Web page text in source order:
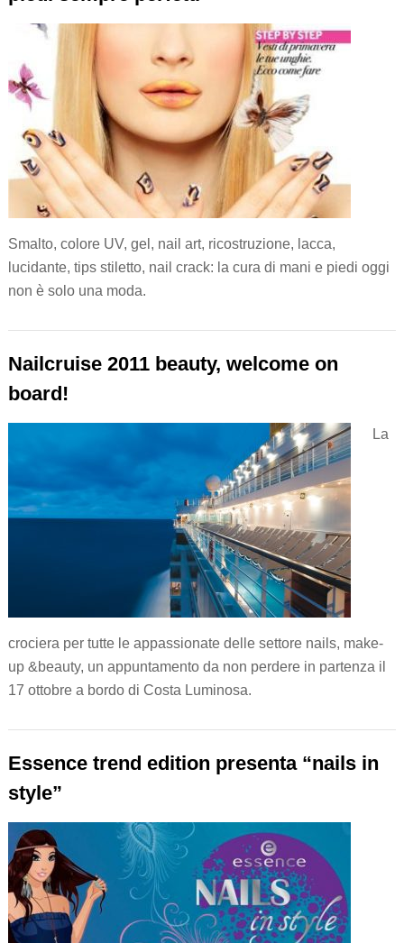
Smalto, colore UV, gel, nail art, ricostruzione, lacca,
lucidante, tips stiletto, nail crack: la cura di mani e piedi oggi
non è solo una moda.
Nailcruise 2011 beauty, welcome on
board!
La
crociera per tutte le appassionate delle settore nails, make-
up &beauty, un appuntamento da non perdere in partenza il
17 ottobre a bordo di Costa Luminosa.
Essence trend edition presenta “nails in
style”